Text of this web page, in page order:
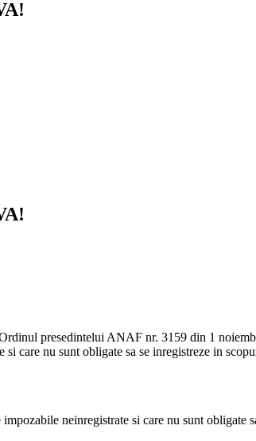
presedintelui ANAF nr. 3159 din 1
si care nu sunt obligate sa se inregistreze in
neinregistrate si care nu sunt